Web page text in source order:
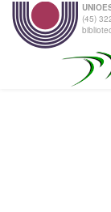
(45)